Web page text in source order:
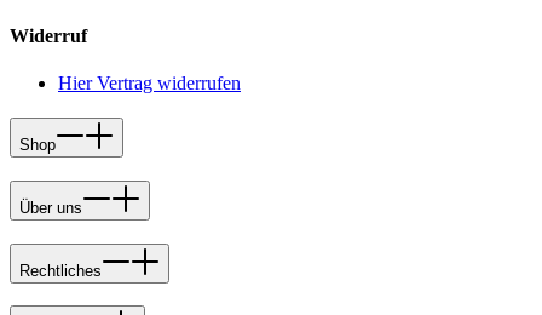
Widerruf
Hier Vertrag widerrufen
Shop
Über uns
Rechtliches